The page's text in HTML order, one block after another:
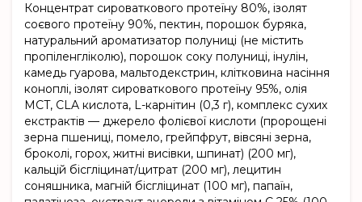
Концентрат сироваткового протеїну 80%, ізолят
соєвого протеїну 90%, пектин, порошок буряка,
натуральний ароматизатор полуниці (не містить
пропіленгліколю), порошок соку полуниці, інулін,
камедь гуарова, мальтодекстрин, клітковина насіння
коноплі, ізолят сироваткового протеїну 95%, олія
MCT, CLA кислота, L-карнітин (0,3 г), комплекс сухих
екстрактів — джерело фолієвої кислоти (пророщені
зерна пшениці, помело, грейпфрут, вівсяні зерна,
брокoлі, горох, житні висівки, шпинат) (200 мг),
кальцій бісгліцинат/цитрат (200 мг), лецитин
соняшника, магній бісгліцинат (100 мг), папаїн,